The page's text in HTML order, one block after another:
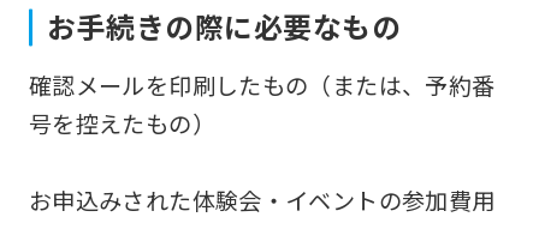
お手続きの際に必要なもの
確認メールを印刷したもの（または、予約番
号を控えたもの）
お申込みされた体験会・イベントの参加費用
translated
so
not